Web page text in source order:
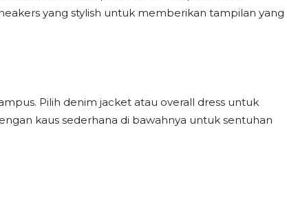
yang stylish untuk memberikan tampilan yang
Pilih denim jacket atau overall dress untuk
kaus sederhana di bawahnya untuk sentuhan